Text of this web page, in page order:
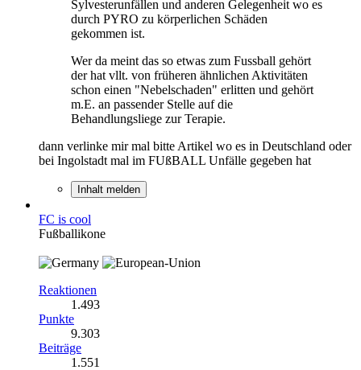
Sylvesterunfällen und anderen Gelegenheit wo es
durch PYRO zu körperlichen Schäden
gekommen ist.
Wer da meint das so etwas zum Fussball gehört
der hat vllt. von früheren ähnlichen Aktivitäten
schon einen "Nebelschaden" erlitten und gehört
m.E. an passender Stelle auf die
Behandlungsliege zur Terapie.
dann verlinke mir mal bitte Artikel wo es in Deutschland oder
bei Ingolstadt mal im FUßBALL Unfälle gegeben hat
Inhalt melden
FC is cool
Fußballikone
Reaktionen
1.493
Punkte
9.303
Beiträge
1.551